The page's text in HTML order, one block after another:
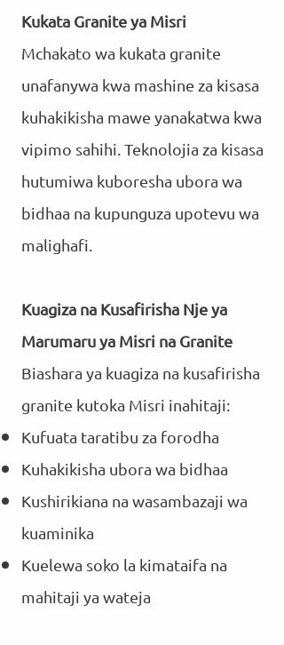
Kukata Granite ya Misri
Mchakato wa kukata granite
unafanywa kwa mashine za kisasa
kuhakikisha mawe yanakatwa kwa
vipimo sahihi. Teknolojia za kisasa
hutumiwa kuboresha ubora wa
bidhaa na kupunguza upotevu wa
malighafi.
Kuagiza na Kusafirisha Nje ya
Marumaru ya Misri na Granite
Biashara ya kuagiza na kusafirisha
granite kutoka Misri inahitaji:
Kufuata taratibu za forodha
Kuhakikisha ubora wa bidhaa
Kushirikiana na wasambazaji wa
kuaminika
Kuelewa soko la kimataifa na
mahitaji ya wateja